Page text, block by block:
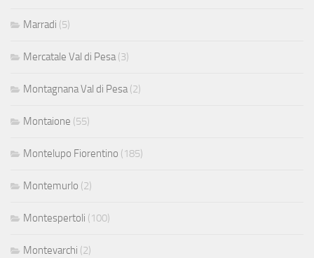
Marradi (5)
Mercatale Val di Pesa(3)
Montagnana Val di Pesa(2)
Montaione (55)
Montelupo Fiorentino (185)
Montemurlo (2)
Montespertoli (100)
Montevarchi (2)